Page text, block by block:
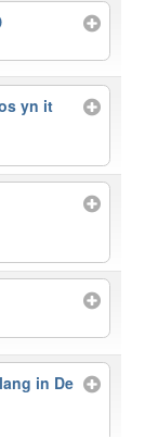
yn it
in De